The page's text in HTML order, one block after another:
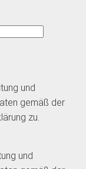
und
gemäß der
zu.
und